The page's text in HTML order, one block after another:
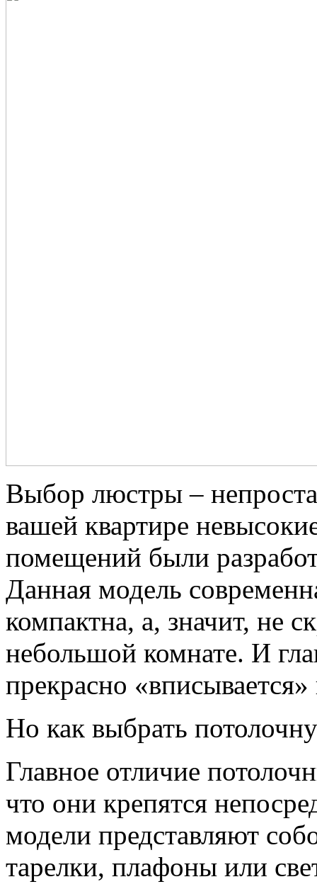
Выбор люстры –
вашей квартире
помещений были
Данная модель
компактна, а, значит, не
небольшой комнате. И
прекрасно
Но как выбрать
Главное отличие
что они крепятся
модели представляют
тарелки, плафоны или